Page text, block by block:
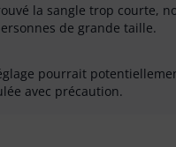
la sangle trop courte,
de grande taille.
pourrait
avec précaution.